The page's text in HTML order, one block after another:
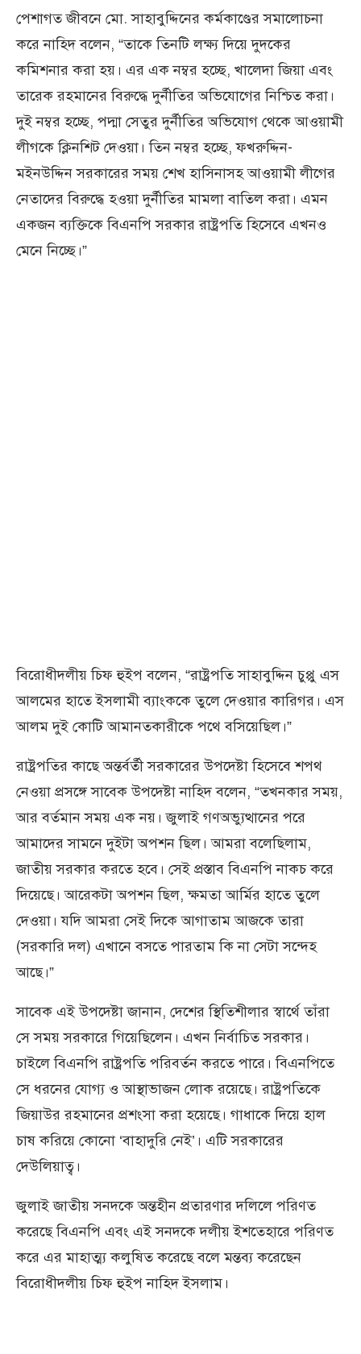
পেশাগত জীবনে মো. সাহাবুদ্দিনের কর্মকাণ্ডের সমালোচনা
করে নাহিদ বলেন, “তাকে তিনটি লক্ষ্য দিয়ে দুদকের
কমিশনার করা হয়। এর এক নম্বর হচ্ছে, খালেদা জিয়া এবং
তারেক রহমানের বিরুদ্ধে দুর্নীতির অভিযোগের নিশ্চিত করা।
দুই নম্বর হচ্ছে, পদ্মা সেতুর দুর্নীতির অভিযোগ থেকে আওয়ামী
লীগকে ক্লিনশিট দেওয়া। তিন নম্বর হচ্ছে, ফখরুদ্দিন-
মইনউদ্দিন সরকারের সময় শেখ হাসিনাসহ আওয়ামী লীগের
নেতাদের বিরুদ্ধে হওয়া দুর্নীতির মামলা বাতিল করা। এমন
একজন ব্যক্তিকে বিএনপি সরকার রাষ্ট্রপতি হিসেবে এখনও
মেনে নিচ্ছে।”
বিরোধীদলীয় চিফ হুইপ বলেন, “রাষ্ট্রপতি সাহাবুদ্দিন চুপ্পু এস
আলমের হাতে ইসলামী ব্যাংককে তুলে দেওয়ার কারিগর। এস
আলম দুই কোটি আমানতকারীকে পথে বসিয়েছিল।”
রাষ্ট্রপতির কাছে অন্তর্বর্তী সরকারের উপদেষ্টা হিসেবে শপথ
নেওয়া প্রসঙ্গে সাবেক উপদেষ্টা নাহিদ বলেন, “তখনকার সময়,
আর বর্তমান সময় এক নয়। জুলাই গণঅভ্যুত্থানের পরে
আমাদের সামনে দুইটা অপশন ছিল। আমরা বলেছিলাম,
জাতীয় সরকার করতে হবে। সেই প্রস্তাব বিএনপি নাকচ করে
দিয়েছে। আরেকটা অপশন ছিল, ক্ষমতা আর্মির হাতে তুলে
দেওয়া। যদি আমরা সেই দিকে আগাতাম আজকে তারা
(সরকারি দল) এখানে বসতে পারতাম কি না সেটা সন্দেহ
আছে।”
সাবেক এই উপদেষ্টা জানান, দেশের স্থিতিশীলার স্বার্থে তাঁরা
সে সময় সরকারে গিয়েছিলেন। এখন নির্বাচিত সরকার।
চাইলে বিএনপি রাষ্ট্রপতি পরিবর্তন করতে পারে। বিএনপিতে
সে ধরনের যোগ্য ও আস্থাভাজন লোক রয়েছে। রাষ্ট্রপতিকে
জিয়াউর রহমানের প্রশংসা করা হয়েছে। গাধাকে দিয়ে হাল
চাষ করিয়ে কোনো ‘বাহাদুরি নেই’। এটি সরকারের
দেউলিয়াত্ব।
জুলাই জাতীয় সনদকে অন্তহীন প্রতারণার দলিলে পরিণত
করেছে বিএনপি এবং এই সনদকে দলীয় ইশতেহারে পরিণত
করে এর মাহাত্ম্য কলুষিত করেছে বলে মন্তব‌্য করেছেন
বিরোধীদলীয় চিফ হুইপ নাহিদ ইসলাম।